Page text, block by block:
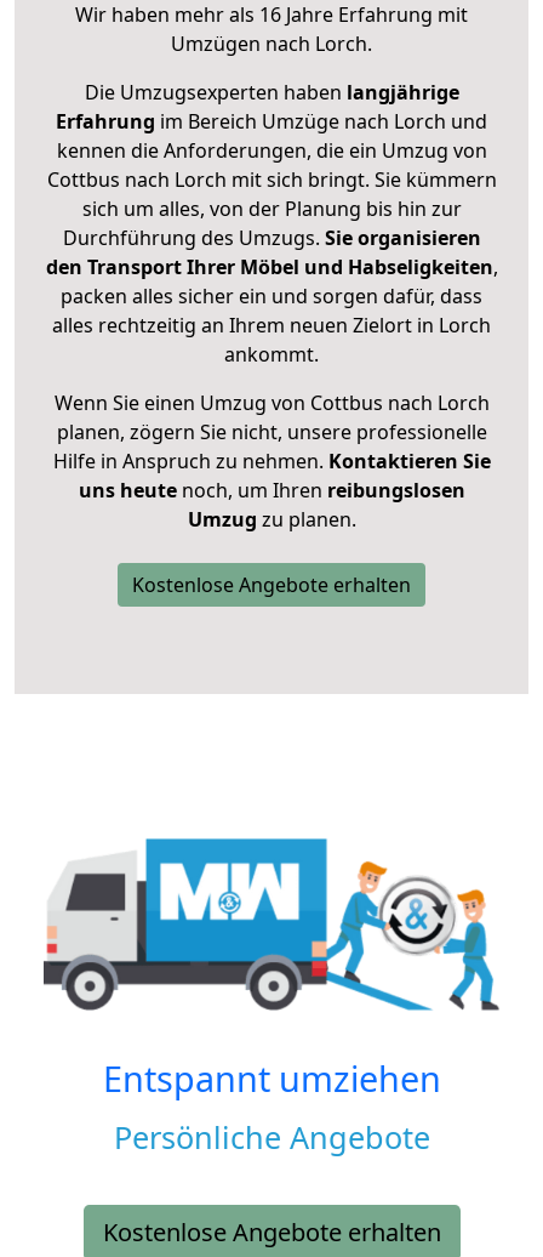
Wir haben mehr als 16 Jahre Erfahrung mit
Umzügen nach Lorch.
Die Umzugsexperten haben langjährige
Erfahrung im Bereich Umzüge nach Lorch und
kennen die Anforderungen, die ein Umzug von
Cottbus nach Lorch mit sich bringt. Sie kümmern
sich um alles, von der Planung bis hin zur
Durchführung des Umzugs. Sie organisieren
den Transport Ihrer Möbel und Habseligkeiten,
packen alles sicher ein und sorgen dafür, dass
alles rechtzeitig an Ihrem neuen Zielort in Lorch
ankommt.
Wenn Sie einen Umzug von Cottbus nach Lorch
planen, zögern Sie nicht, unsere professionelle
Hilfe in Anspruch zu nehmen. Kontaktieren Sie
uns heutenoch, um Ihren reibungslosen
Umzug zu planen.
Kostenlose Angebote erhalten
Entspannt umziehen
Persönliche Angebote
Kostenlose Angebote erhalten